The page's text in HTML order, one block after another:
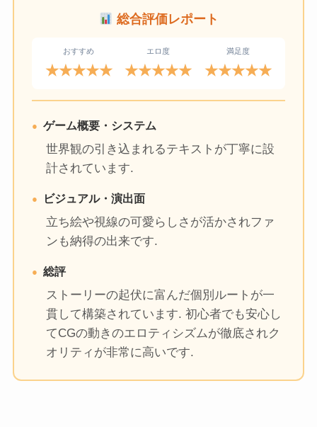
総合評価レポート
おすすめ
★★★★★
エロ度
★★★★★
満足度
★★★★★
ゲーム概要・システム
世界観の引き込まれるテキストが丁寧に設
計されています.
ビジュアル・演出面
立ち絵や視線の可愛らしさが活かされファ
ンも納得の出来です.
総評
ストーリーの起伏に富んだ個別ルートが一
貫して構築されています. 初心者でも安心し
てCGの動きのエロティシズムが徹底されク
オリティが非常に高いです.